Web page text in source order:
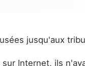
jusqu'aux
Internet, ils